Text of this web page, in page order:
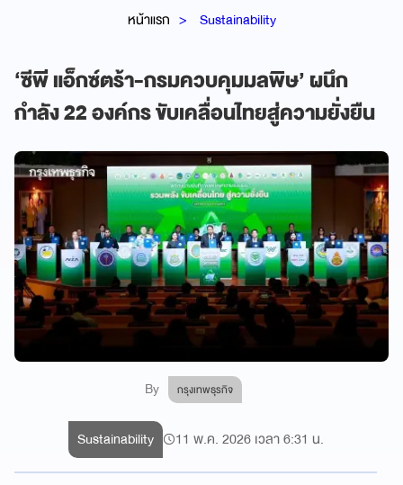
หน้าแรก Sustainability
‘ซีพี แอ็กซ์ตร้า-กรมควบคุมมลพิษ’ ผนึก
กำลัง 22 องค์กร ขับเคลื่อนไทยสู่ความยั่งยืน
By กรุงเทพธุรกิจ
Sustainability 11 พ.ค. 2026 เวลา 6:31 น.